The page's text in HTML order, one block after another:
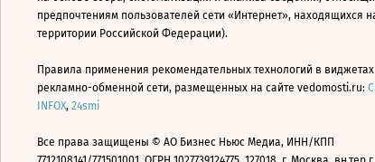
предпочтениям пользователей сети «Интернет», находящихся
территории Российской Федерации).
Правила применения рекомендательных технологий в виджетах
рекламно-обменной сети, размещенных на сайте vedomosti.ru:
INFOX, 24smi
Все права защищены © АО Бизнес Ньюс Медиа, ИНН/КПП